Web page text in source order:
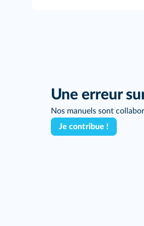
Une erreur
Nos manuels sont
Je contribue !